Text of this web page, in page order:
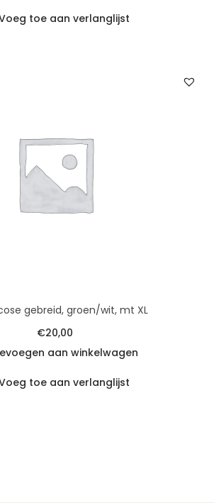
toe aan verlanglijst
gebreid, groen/wit, mt XL
€20,00
aan winkelwagen
toe aan verlanglijst